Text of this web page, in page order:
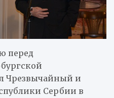
перед
Чрезвычайный и
Сербии в